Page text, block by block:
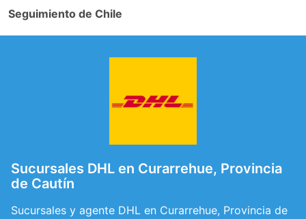
Seguimiento de Chile
Sucursales DHL en Curarrehue, Provincia
de Cautín
Sucursales y agente DHL en Curarrehue, Provincia de